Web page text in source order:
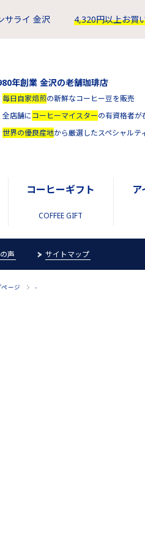
サライ 金沢 4,320円以上お買
年創業 金沢の老舗珈琲店
毎日自家焙煎の新鮮なコーヒー豆を販売
全店舗にコーヒーマイスターの有資格者が
世界の優良産地から厳選したスペシャルテ
コーヒーギフト
COFFEE GIFT
声 サイトマップ
ページ -